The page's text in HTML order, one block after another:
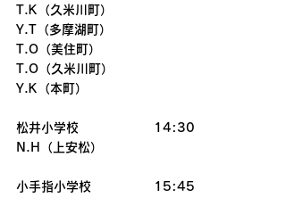
T.K（久米川町）
Y.T（多摩湖町）
T.O（美住町）
T.O（久米川町）
Y.K（本町）
松井小学校　　　　　　14:30
N.H（上安松）
小手指小学校　　　　　15:45